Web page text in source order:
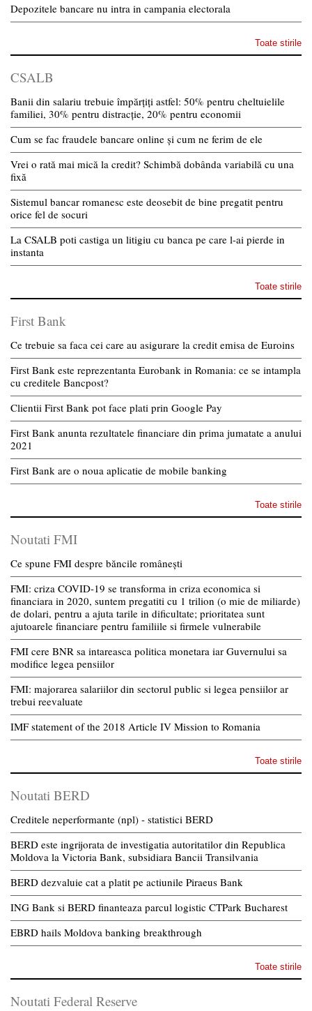
Depozitele bancare nu intra in campania electorala
Toate stirile
CSALB
Banii din salariu trebuie împărțiți astfel: 50% pentru cheltuielile
familiei, 30% pentru distracție, 20% pentru economii
Cum se fac fraudele bancare online și cum ne ferim de ele
Vrei o rată mai mică la credit? Schimbă dobânda variabilă cu una
fixă
Sistemul bancar romanesc este deosebit de bine pregatit pentru
orice fel de socuri
La CSALB poti castiga un litigiu cu banca pe care l-ai pierde in
instanta
Toate stirile
First Bank
Ce trebuie sa faca cei care au asigurare la credit emisa de Euroins
First Bank este reprezentanta Eurobank in Romania: ce se intampla
cu creditele Bancpost?
Clientii First Bank pot face plati prin Google Pay
First Bank anunta rezultatele financiare din prima jumatate a anului
2021
First Bank are o noua aplicatie de mobile banking
Toate stirile
Noutati FMI
Ce spune FMI despre băncile românești
FMI: criza COVID-19 se transforma in criza economica si
financiara in 2020, suntem pregatiti cu 1 trilion (o mie de miliarde)
de dolari, pentru a ajuta tarile in dificultate; prioritatea sunt
ajutoarele financiare pentru familiile si firmele vulnerabile
FMI cere BNR sa intareasca politica monetara iar Guvernului sa
modifice legea pensiilor
FMI: majorarea salariilor din sectorul public si legea pensiilor ar
trebui reevaluate
IMF statement of the 2018 Article IV Mission to Romania
Toate stirile
Noutati BERD
Creditele neperformante (npl) - statistici BERD
BERD este ingrijorata de investigatia autoritatilor din Republica
Moldova la Victoria Bank, subsidiara Bancii Transilvania
BERD dezvaluie cat a platit pe actiunile Piraeus Bank
ING Bank si BERD finanteaza parcul logistic CTPark Bucharest
EBRD hails Moldova banking breakthrough
Toate stirile
Noutati Federal Reserve